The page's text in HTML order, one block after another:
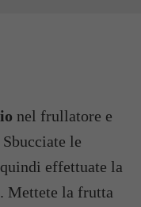
nel frullatore e
le
effettuate la
. Mettete la frutta